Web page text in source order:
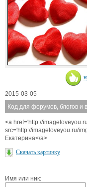
2015-03-05
Код для форумов, блогов и
<a href='http://
src='http://imageloveyou.ru/
Екатерина</a>
Скачать картинку
Имя или ник: